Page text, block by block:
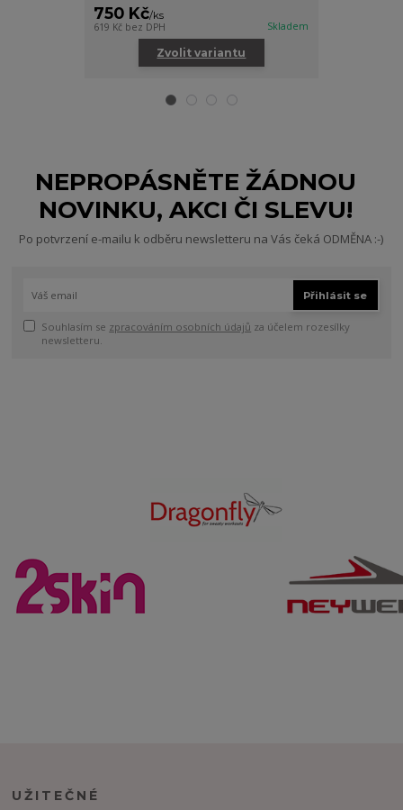
750 Kč/ks
619 Kč bez DPH Skladem
Zvolit variantu
NEPROPÁSNĚTE ŽÁDNOU
NOVINKU, AKCI ČI SLEVU!
Po potvrzení e-mailu k odběru newsletteru na Vás čeká ODMĚNA :-)
Přihlásit se
Souhlasím se zpracováním osobních údajů za účelem rozesílky
newsletteru.
UŽITEČNÉ